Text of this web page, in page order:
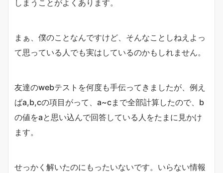
しまうことがよくあります。
まぁ、僕のことなんですけど、そんなことしねえよっ
て思っている人でも実はしているのかもしれません。
友達のwebテストを何度も手伝ってきましたが、例え
ばa,b,cの項目がって、a~cまで全部計算したので、b
の値をaと思い込んで回答している人をたまに見かけ
ます。
せっかく解いたのにもったいないです。いらない情報